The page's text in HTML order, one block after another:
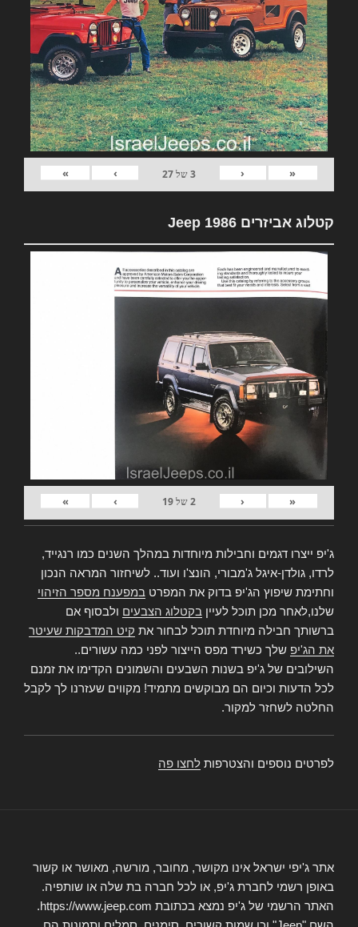
«
‹
3של27
›
»
קטלוג אביזרים Jeep 1986
«
‹
2של19
›
»
ג'יפ ייצרו דגמים וחבילות מיוחדות במהלך השנים כמו רנגייד,
לרדו, גולדן-איגל ג'מבורי, הונצ'ו ועוד.. לשיחזור המראה הנכון
וחתימת שיפוץ הג'יפ בדוק את המפרט במפענח מספר הזיהוי
שלנו,לאחר מכן תוכל לעיין בקטלוג הצבעים ולבסוף אם
ברשותך חבילה מיוחדת תוכל לבחור את קיט המדבקות שעיטר
את הג'יפ שלך כשירד מפס הייצור לפני כמה עשורים..
השילובים של ג'יפ בשנות השבעים והשמונים הקדימו את זמנם
לכל הדעות וכיום הם מבוקשים מתמיד! מקווים שעזרנו לך לקבל
החלטה לשחזר למקור.
לפרטים נוספים והצטרפות לחצו פה
אתר ג'יפי ישראל אינו מקושר, מחובר, מורשה, מאושר או קשור
באופן רשמי לחברת ג'יפ, או לכל חברה בת שלה או שותפיה.
האתר הרשמי של ג'יפ נמצא בכתובת https://www.jeep.com.